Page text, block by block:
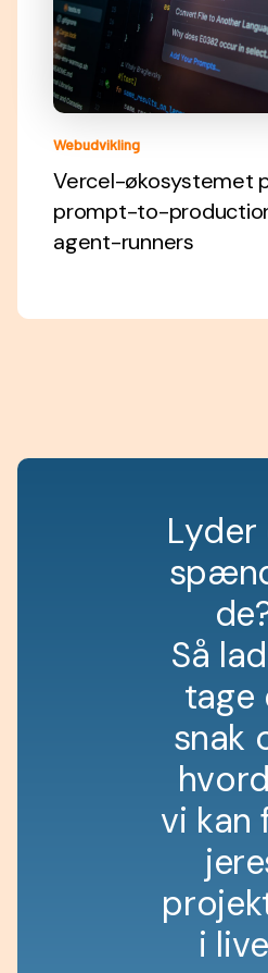
Webudvikling
Vercel-økosystemet
prompt-to-
agent-runners
Lyder
spæn
de
Så lad
tage
snak
hvord
vi kan
jere
projek
i live